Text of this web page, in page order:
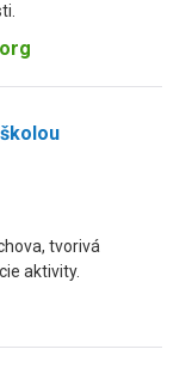
tvorivá
aktivity.